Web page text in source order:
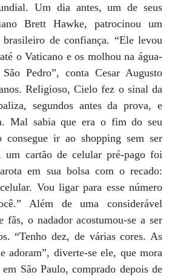
Um dia antes, um de seus
Brett Hawke, patrocinou um
de confiança. “Ele levou
o Vaticano e os molhou na água-
Pedro”, conta Cesar Augusto
Religioso, Cielo fez o sinal da
segundos antes da prova, e
Mal sabia que era o fim do seu
consegue ir ao shopping sem ser
um cartão de celular pré-pago foi
em sua bolsa com o recado:
Vou ligar para esse número
Além de uma considerável
fãs, o nadador acostumou-se a ser
“Tenho dez, de várias cores. As
adoram”, diverte-se ele, que mora
São Paulo, comprado depois de